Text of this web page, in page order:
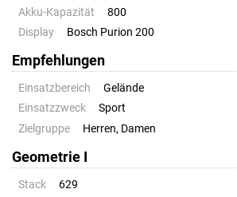
Akku-Kapazität
800
Display
Bosch Purion 200
Empfehlungen
Einsatzbereich
Gelände
Einsatzzweck
Sport
Zielgruppe
Herren, Damen
Geometrie I
Stack
629